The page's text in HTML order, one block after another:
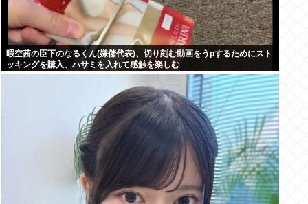
暇空茜の臣下のなるくん(嫌儲代表)、切り刻む動画をうpするためにスト
ッキングを購入、ハサミを入れて感触を楽しむ